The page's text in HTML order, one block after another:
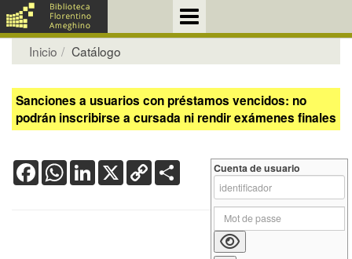
Inicio Catálogo
Sanciones a usuarios con préstamos vencidos: no
podrán inscribirse a cursada ni rendir exámenes finales
FacebookWhatsApp
LinkedIn
X Copy
Link
Cuenta de usuario